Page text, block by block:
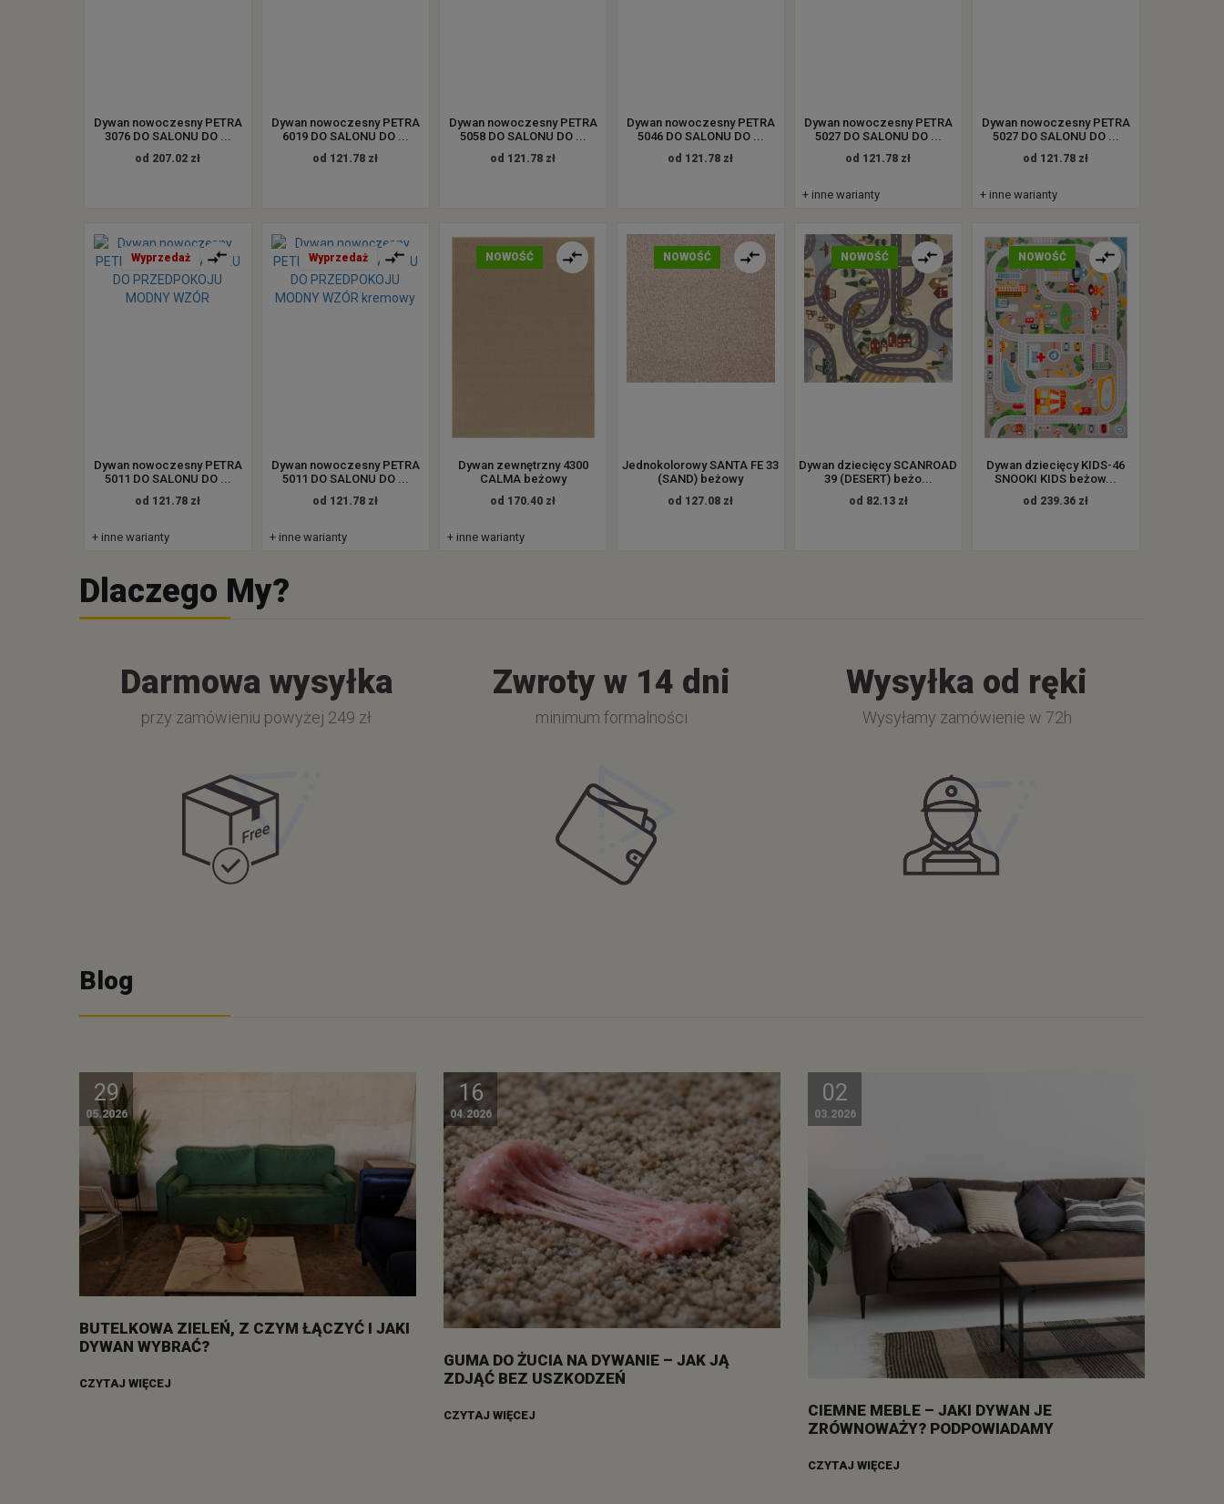
Dywan nowoczesny PETRA
3076 DO SALONU DO ...
od 207.02 zł
Dywan nowoczesny PETRA
6019 DO SALONU DO ...
od 121.78 zł
Dywan nowoczesny PETRA
5058 DO SALONU DO ...
od 121.78 zł
Dywan nowoczesny PETRA
5046 DO SALONU DO ...
od 121.78 zł
Dywan nowoczesny PETRA
5027 DO SALONU DO ...
od 121.78 zł
+ inne warianty
Dywan nowoczesny PETRA
5027 DO SALONU DO ...
od 121.78 zł
+ inne warianty
Wyprzedaż
Dywan nowoczesny PETRA
5011 DO SALONU DO ...
od 121.78 zł
+ inne warianty
Wyprzedaż
Dywan nowoczesny PETRA
5011 DO SALONU DO ...
od 121.78 zł
+ inne warianty
NOWOŚĆ
Dywan zewnętrzny 4300
CALMA beżowy
od 170.40 zł
+ inne warianty
NOWOŚĆ
Jednokolorowy SANTA FE 33
(SAND) beżowy
od 127.08 zł
NOWOŚĆ
Dywan dziecięcy SCANROAD
39 (DESERT) beżo...
od 82.13 zł
NOWOŚĆ
Dywan dziecięcy KIDS-46
SNOOKI KIDS beżow...
od 239.36 zł
Dlaczego My?
Darmowa wysyłka
przy zamówieniu powyżej 249 zł
Zwroty w 14 dni
minimum formalności
Wysyłka od ręki
Wysyłamy zamówienie w 72h
Blog
29
05.2026
BUTELKOWA ZIELEŃ, Z CZYM ŁĄCZYĆ I JAKI
DYWAN WYBRAĆ?
CZYTAJ WIĘCEJ
16
04.2026
GUMA DO ŻUCIA NA DYWANIE – JAK JĄ
ZDJĄĆ BEZ USZKODZEŃ
CZYTAJ WIĘCEJ
02
03.2026
CIEMNE MEBLE – JAKI DYWAN JE
ZRÓWNOWAŻY? PODPOWIADAMY
CZYTAJ WIĘCEJ